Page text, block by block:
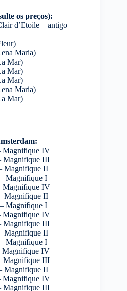
os preços):
d’Etoile – antigo
Maria)
Mar)
Mar)
Mar)
Maria)
Mar)
Magnifique IV
Magnifique III
Magnifique II
Magnifique I
Magnifique IV
Magnifique II
Magnifique I
Magnifique IV
Magnifique III
Magnifique II
Magnifique I
Magnifique IV
Magnifique III
Magnifique II
Magnifique IV
Magnifique III